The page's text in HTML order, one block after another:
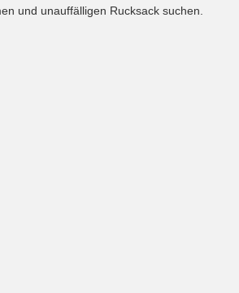
und unauffälligen Rucksack suchen.